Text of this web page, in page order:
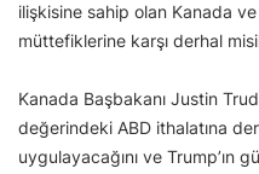
ilişkisine sahip olan Kanada
müttefiklerine karşı derhal
Kanada Başbakanı Justin
değerindeki ABD ithalatına
uygulayacağını ve Trump’ın